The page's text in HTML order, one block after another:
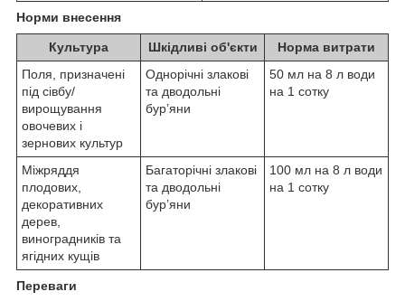
Норми внесення
Культура Шкідливі об'єкти
Норма витрати
Поля, призначені
під сівбу/
вирощування
овочевих і
зернових культур
Однорічні злакові
та дводольні
бур’яни
50 мл на 8 л води
на 1 сотку
Міжряддя
плодових,
декоративних
дерев,
виноградників та
ягідних кущів
Багаторічні злакові
та дводольні
бур’яни
100 мл на 8 л води
на 1 сотку
Переваги